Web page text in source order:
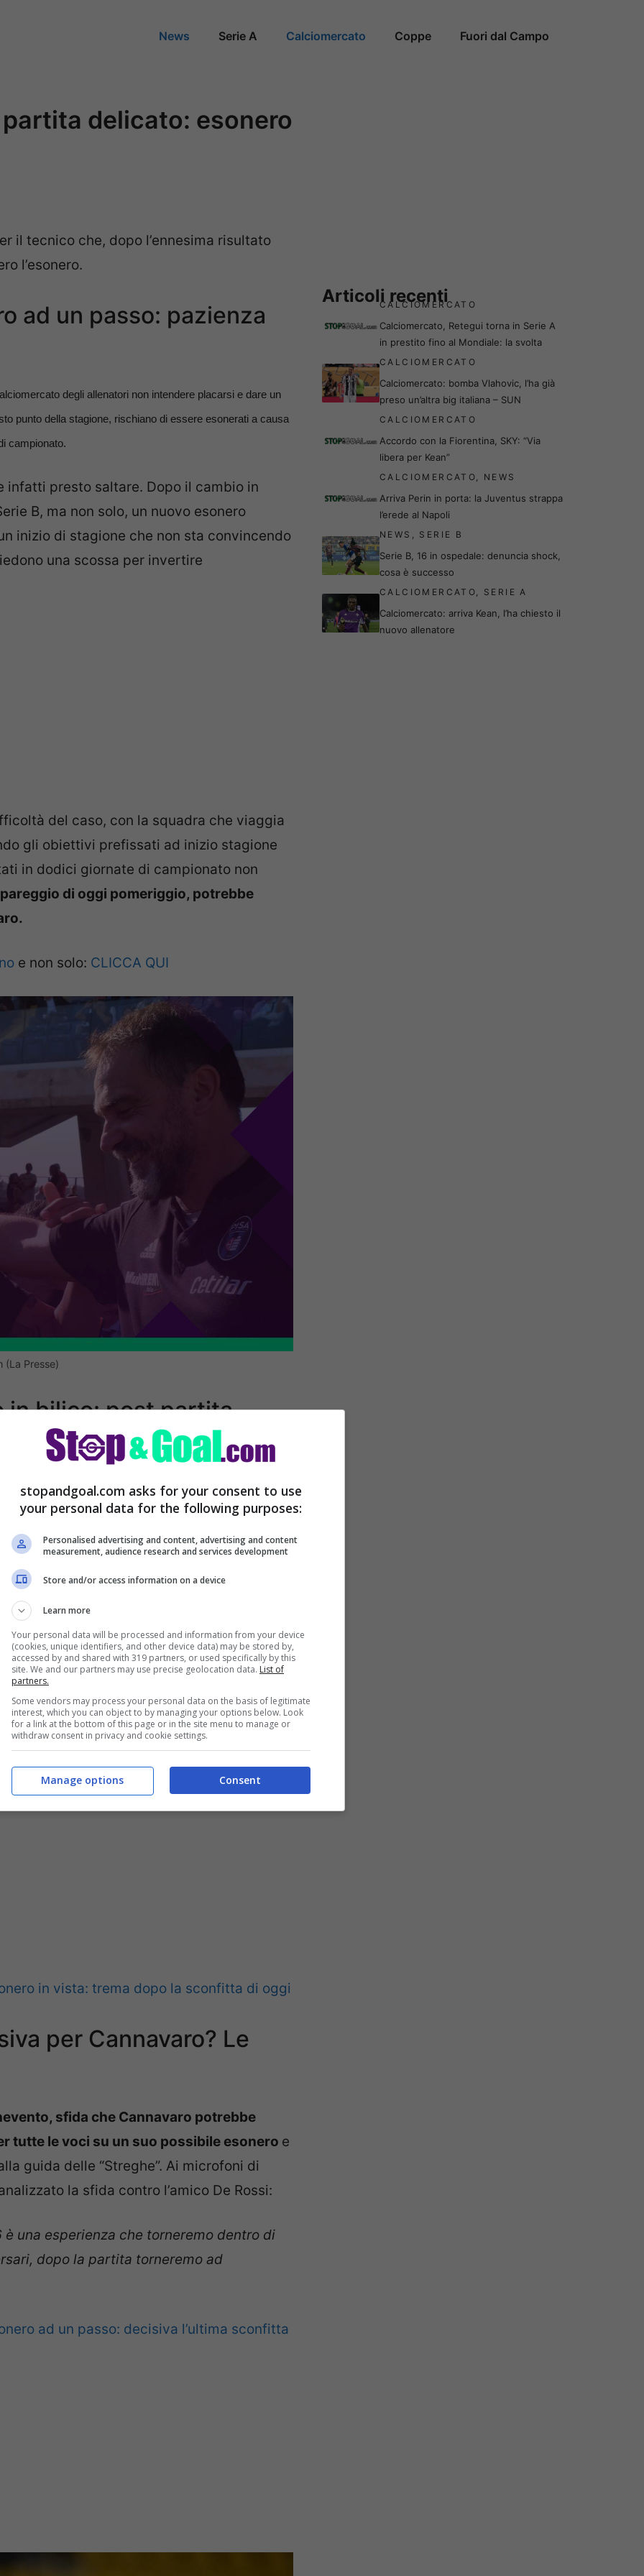
News Serie A Calciomercato Coppe Fuori dal Campo
delicato: esonero
il tecnico che, dopo l’ennesima risultato
l’esonero.
ad un passo: pazienza
degli allenatori non intendere placarsi e dare un
punto della stagione, rischiano di essere esonerati a causa
campionato.
infatti presto saltare. Dopo il cambio in
B, ma non solo, un nuovo esonero
inizio di stagione che non sta convincendo
una scossa per invertire
del caso, con la squadra che viaggia
gli obiettivi prefissati ad inizio stagione
in dodici giornate di campionato non
di oggi pomeriggio, potrebbe
e non solo: CLICCA QUI
(La Presse)
in bilico: post partita
di Serie B come ci si aspettava,
da quando è alla guida delle
mesi rischia già l’esonero.Da quando è
infatti ancora trovare la sua prima
sei uscite stagionali ha conquistato solo 4
dodicesima giornata di Serie B,
dei suoi ragazzi contro il Bari:
ragazzi che lavorano e sempre
E’ la strada che dobbiamo continuare
fuori da questo momento”.
in vista: trema dopo la sconfitta di oggi
per Cannavaro? Le
sfida che Cannavaro potrebbe
tutte le voci su un suo possibile esonero e
guida delle “Streghe”. Ai microfoni di
la sfida contro l’amico De Rossi:
una esperienza che torneremo dentro di
dopo la partita torneremo ad
ad un passo: decisiva l’ultima sconfitta
Articoli recenti
CALCIOMERCATO
Calciomercato, Retegui torna in Serie A
in prestito fino al Mondiale: la svolta
CALCIOMERCATO
Calciomercato: bomba Vlahovic, l’ha già
preso un’altra big italiana – SUN
CALCIOMERCATO
Accordo con la Fiorentina, SKY: “Via
libera per Kean”
CALCIOMERCATO, NEWS
Arriva Perin in porta: la Juventus strappa
l’erede al Napoli
NEWS , SERIE B
Serie B, 16 in ospedale: denuncia shock,
cosa è successo
CALCIOMERCATO, SERIE A
Calciomercato: arriva Kean, l’ha chiesto il
nuovo allenatore
stopandgoal.com asks for your consent to use
your personal data for the following purposes:
Personalised advertising and content, advertising and content
measurement, audience research and services development
Store and/or access information on a device
Learn more
Your personal data will be processed and information from your device
(cookies, unique identifiers, and other device data) may be stored by,
accessed by and shared with 319 partners, or used specifically by this
site. We and our partners may use precise geolocation data. List of
partners.
Some vendors may process your personal data on the basis of legitimate
interest, which you can object to by managing your options below. Look
for a link at the bottom of this page or in the site menu to manage or
withdraw consent in privacy and cookie settings.
Consent
Manage options